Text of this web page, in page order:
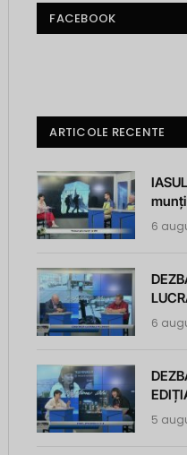
FACEBOOK
ARTICOLE RECENTE
6
6
5